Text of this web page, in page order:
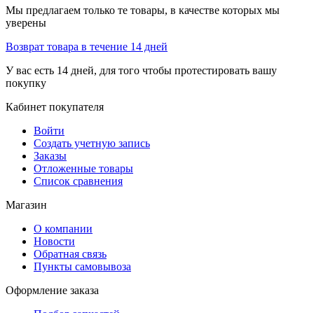
Мы предлагаем только те товары, в качестве которых мы
уверены
Возврат товара в течение 14 дней
У вас есть 14 дней, для того чтобы протестировать вашу
покупку
Кабинет покупателя
Войти
Создать учетную запись
Заказы
Отложенные товары
Список сравнения
Магазин
О компании
Новости
Обратная связь
Пункты самовывоза
Оформление заказа